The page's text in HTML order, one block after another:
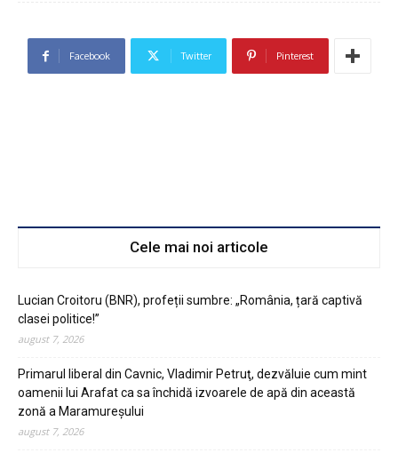
Facebook Twitter Pinterest
Cele mai noi articole
Lucian Croitoru (BNR), profeții sumbre: „România, țară captivă
clasei politice!”
august 7, 2026
Primarul liberal din Cavnic, Vladimir Petruţ, dezvăluie cum mint
oamenii lui Arafat ca sa închidă izvoarele de apă din această
zonă a Maramureşului
august 7, 2026